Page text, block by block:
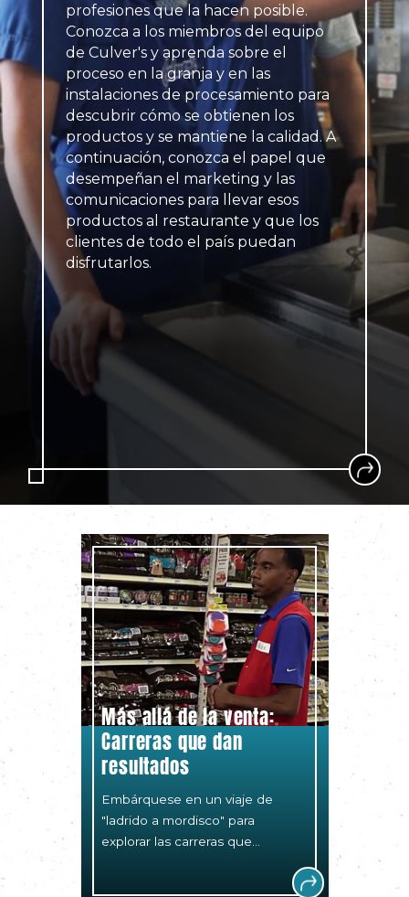
profesiones que la hacen posible.
Conozca a los miembros del equipo
de Culver's y aprenda sobre el
proceso en la granja y en las
instalaciones de procesamiento para
descubrir cómo se obtienen los
productos y se mantiene la calidad. A
continuación, conozca el papel que
desempeñan el marketing y las
comunicaciones para llevar esos
productos al restaurante y que los
clientes de todo el país puedan
disfrutarlos.
Más allá de la venta:
Carreras que dan
resultados
Embárquese en un viaje de
"ladrido a mordisco" para
explorar las carreras que...